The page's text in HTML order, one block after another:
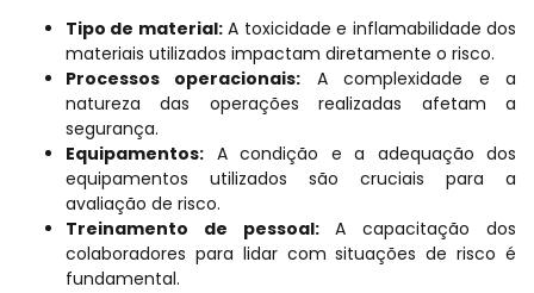
Tipo de material:A toxicidade e inflamabilidade dos
materiais utilizados impactam diretamente o risco.
Processos operacionais: A complexidade e a
natureza das operações realizadas afetam a
segurança.
Equipamentos: A condição e a adequação dos
equipamentos utilizados são cruciais para a
avaliação de risco.
Treinamento de pessoal:A capacitação dos
colaboradores para lidar com situações de risco é
fundamental.